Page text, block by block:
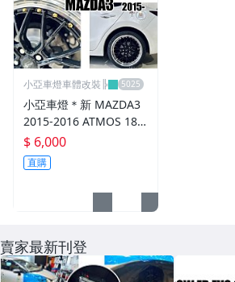
小亞車燈車體改裝╠
小亞車燈＊新 MAZDA3
2015-2016 ATMOS 18
吋 鋁圈 輪框 18*8.5 5/1
08 ET40 5孔108 銀黑車
邊 鉚釘款
$ 6,000
直購
賣家最新刊登